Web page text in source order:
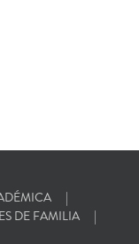
DE FAMILIA